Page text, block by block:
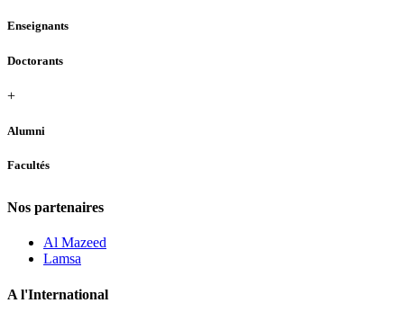
Enseignants
Doctorants
+
Alumni
Facultés
Nos partenaires
Al Mazeed
Lamsa
A l'International